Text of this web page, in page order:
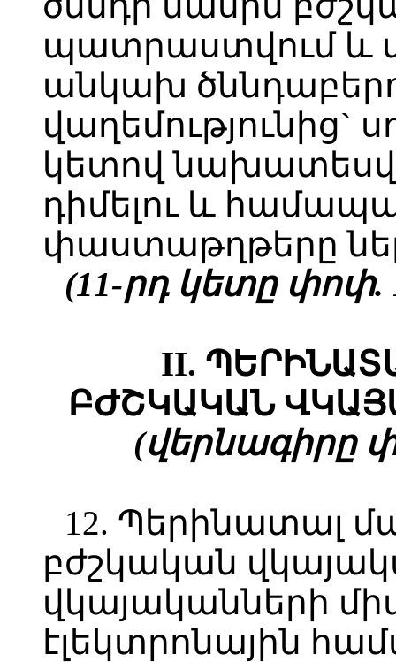
պատրաստվում և
անկախ
վաղեմությունից`
կետով
դիմելու և
փաստաթղթերը
(11-րդ կետը փոփ.
II.
ԲԺՇԿԱԿԱՆ
(վերնագիրը
12. Պերինատալ
բժշկական
վկայականների
էլեկտրոնային